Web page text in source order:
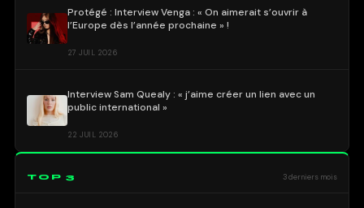
Protégé : Interview Venga : « On aimerait s’ouvrir à
l’Europe dès l’année prochaine » !
27 JUIL 2026
Interview Sam Quealy : « j’aime créer un lien avec un
public international »
22 JUIL 2026
TOP 3 3 derniers mois